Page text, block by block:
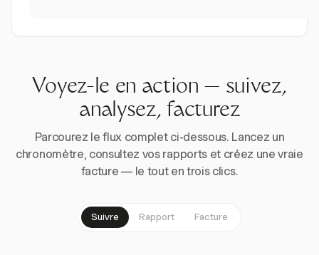
Voyez-le en action — suivez,
analysez, facturez
Parcourez le flux complet ci-dessous. Lancez un
chronomètre, consultez vos rapports et créez une vraie
facture — le tout en trois clics.
Suivre Rapport Facture